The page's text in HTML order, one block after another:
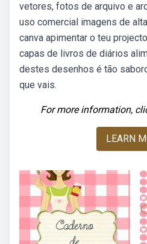
vetores, fotos de arquivo e
uso comercial imagens de
canva apimentar o teu
capas de livros de diários
destes desenhos é tão
que vais.
For more information,
LEARN